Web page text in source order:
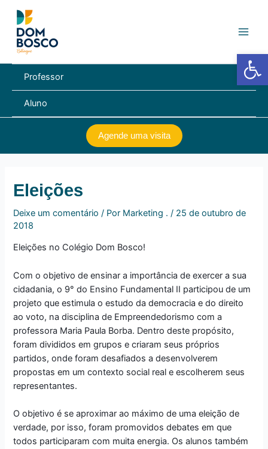
para
conteúdo
Professor
Aluno
Agende uma visita
Eleições
Deixe um comentário / Por Marketing ./ 25 de outubro de
2018
Eleições no Colégio Dom Bosco!
Com o objetivo de ensinar a importância de exercer a sua
cidadania, o 9° do Ensino Fundamental II participou de um
projeto que estimula o estudo da democracia e do direito
ao voto, na disciplina de Empreendedorismo com a
professora Maria Paula Borba. Dentro deste propósito,
foram divididos em grupos e criaram seus próprios
partidos, onde foram desafiados a desenvolverem
propostas em um contexto social real e escolherem seus
representantes.
O objetivo é se aproximar ao máximo de uma eleição de
verdade, por isso, foram promovidos debates em que
todos participaram com muita energia. Os alunos também
Post
Barra de